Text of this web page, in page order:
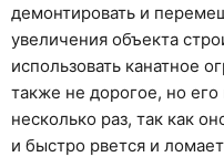
демонтировать и
увеличения объекта
использовать канатное
также не дорогое, но
несколько раз, так как
и быстро рвется и